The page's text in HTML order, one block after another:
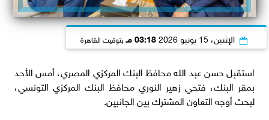
الإثنين، 15 يونيو 2026 03:18 مـ بتوقيت القاهرة
استقبل حسن عبد الله محافظ البنك المركزي المصري، أمس الأحد
بمقر البنك، فتحي زهير النوري محافظ البنك المركزي التونسي،
لبحث أوجه التعاون المشترك بين الجانبين.